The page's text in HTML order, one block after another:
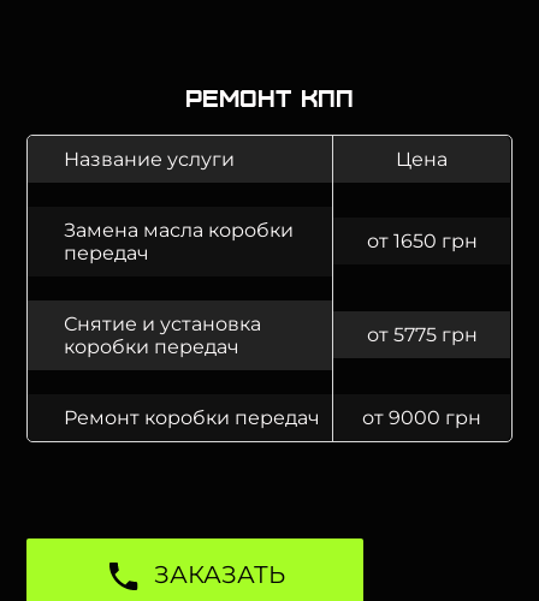
Ремонт КПП
Название услуги Цена
Замена масла коробки
передач
от 1650 грн
Снятие и установка
коробки передач
от 5775 грн
Ремонт коробки передач от 9000 грн
ЗАКАЗАТЬ